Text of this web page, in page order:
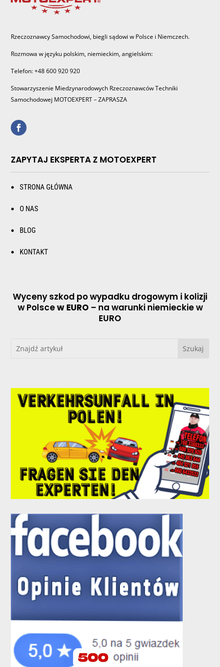
Rzeczoznawcy Samochodowi, biegli sądowi w Polsce i Niemczech.
Rozmowa w języku polskim, niemieckim, angielskim:
Telefon: +48 600 920 920
Stowarzyszenie Miedzynarodowych Rzeczoznawców Techniki
Samochodowej MOTOEXPERT – ZAPRASZA
ZAPYTAJ EKSPERTA Z MOTOEXPERT
STRONA GŁÓWNA
O NAS
BLOG
KONTAKT
Wyceny szkod po wypadku drogowym i kolizji
w Polscew EURO – na warunki niemieckie w
EURO